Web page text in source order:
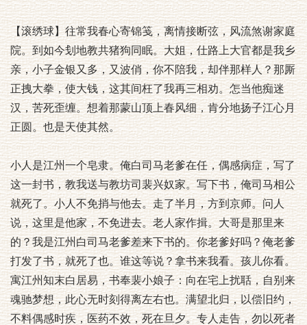
【滚绣球】往常我春心寄锦笺，离情接断弦，风流煞谢家庭
院。到如今刬地教共猪狗同眠。大姐，仕路上大官都是我乡
亲，小子金银又多，又波俏，你不陪我，却伴那样人？那厮
正拽大拳，使大钱，这其间枉了我再三相劝。怎当他痴迷
汉，苦死歪缠。想着那蒙山顶上春风细，肯分地扬子江心月
正圆。也是天使其然。
小人是江州一个皂隶。俺白司马老爹在任，偶感病症，写了
这一封书，教我送与教坊司裴兴奴家。写下书，俺司马相公
就死了。小人不免捎与他去。走了半月，方到京师。问人
说，这里是他家，不免进去。老人家作揖。大哥是那里来
的？我是江州白司马老爹差来下书的。你老爹好吗？俺老爹
打发了书，就死了也。谁这等说？拿书来我看。孩儿你看。
寓江州知末白居易，书奉裴小娘子：向在宅上扰聒，自别来
魂驰梦想，此心无时刻得离左右也。满望北归，以偿旧约，
不料偶感时疾，医药不效，死在旦夕。专人走告，勿以死者